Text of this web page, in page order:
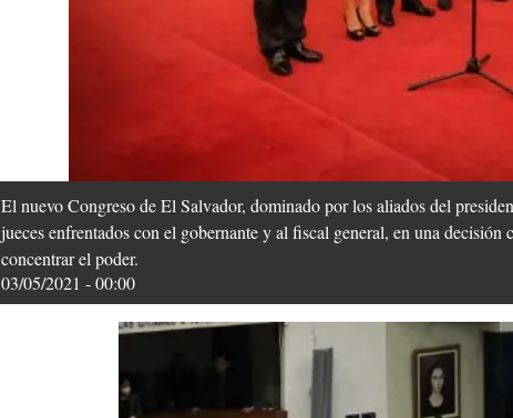
El nuevo Congreso de El Salvador, dominado por los aliados del
jueces enfrentados con el gobernante y al fiscal general, en una
concentrar el poder.
03/05/2021 - 00:00